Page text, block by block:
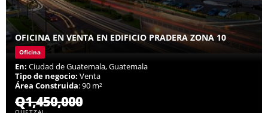
OFICINA EN VENTA EN EDIFICIO PRADERA ZONA 10
Oficina
En: Ciudad de Guatemala, Guatemala
Tipo de negocio: Venta
Área Construida: 90 m²
Q1,450,000